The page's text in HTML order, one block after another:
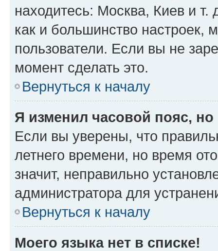
находитесь: Москва, Киев и т.
как и большинство настроек,
пользователи. Если вы не
момент сделать это.
Вернуться к началу
Я изменил часовой пояс,
Если вы уверены, что
летнего времени, но время
значит, неправильно
администратора для
Вернуться к началу
Моего языка нет в списке!